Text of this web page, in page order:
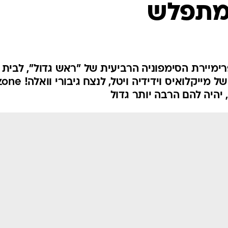
מתפלש
הסימפוניה הרביעית של "ראש גדול", לבית
להם הרבה יותר גדול